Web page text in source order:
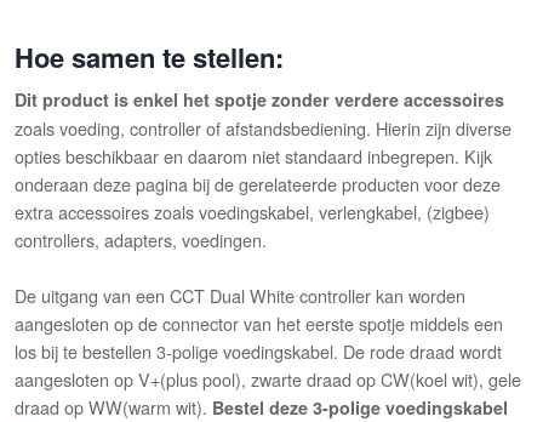
Hoe samen te stellen:
Dit product is enkel het spotje zonder verdere accessoires
zoals voeding, controller of afstandsbediening. Hierin zijn diverse
opties beschikbaar en daarom niet standaard inbegrepen. Kijk
onderaan deze pagina bij de gerelateerde producten voor deze
extra accessoires zoals voedingskabel, verlengkabel, (zigbee)
controllers, adapters, voedingen.
De uitgang van een CCT Dual White controller kan worden
aangesloten op de connector van het eerste spotje middels een
los bij te bestellen 3-polige voedingskabel. De rode draad wordt
aangesloten op V+(plus pool), zwarte draad op CW(koel wit), gele
draad op WW(warm wit). Bestel deze 3-polige voedingskabel